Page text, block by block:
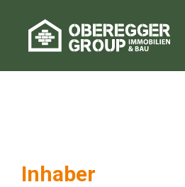
Inhaber